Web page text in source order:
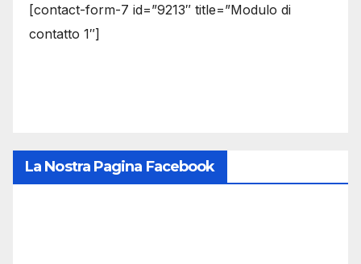
[contact-form-7 id=”9213″ title=”Modulo di
contatto 1″]
La Nostra Pagina Facebook